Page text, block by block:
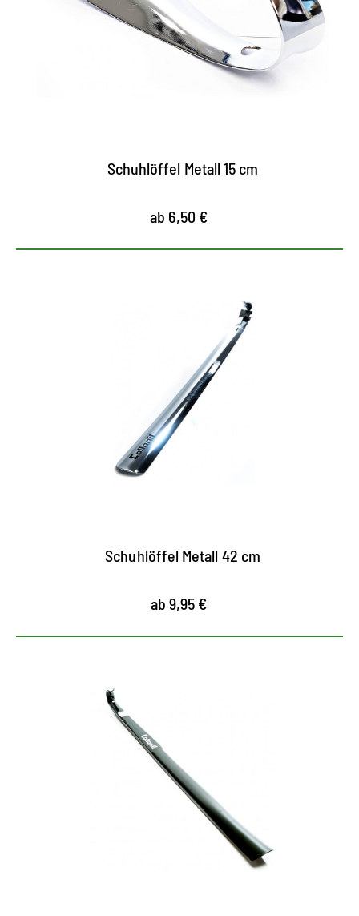
15 Zentimetern Schuhanzieher; unentbehrlich für
einen schnellen Einstieg in den Schuh
schont Fersenkappe und Nähte
aus Metall, besonders strapazierfähig
Schuhlöffel Metall 15 cm
ab 6,50 €
Stabiler Schuhlöffel
Schuhanzieher für leichten Einstieg in ein langes
schont die Fersenkappen und Nähte
mit 42 Zentimetern auch bequem im Stehen zu
Schuhlöffel Metall 42 cm
ab 9,95 €
Bequemer Schuhlöffel
Schuhanzieher mit 79 Zentimetern Länge optimal
für die Benutzung im Stehen
schont die Fersenkappen und Nähte der Schuhe
aus hochwertigem Kunststoff, unzerbrechlich